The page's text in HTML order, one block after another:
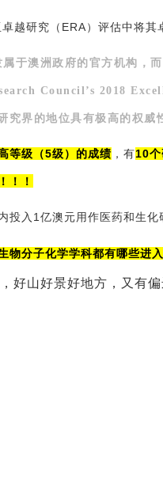
越研究（ERA）评估中将其
于澳洲政府的官方机构，
Council’s 2018
界的地位具有极高的权威
等级（5级）的成绩 ，有10
！！
投入1亿澳元用作医药和生化
物分子化学学科都有哪些进